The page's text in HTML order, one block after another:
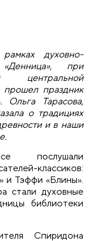
духовно-
«Денница», при
центральной
прошел праздник
Ольга Тарасова,
о традициях
и в наши
послушали
классиков:
и Тэффи «Блины».
стали духовные
библиотеки
Спиридона